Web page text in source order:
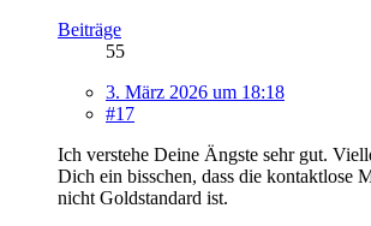
Beiträge
55
3. März 2026 um 18:18
#17
Ich verstehe Deine Ängste sehr gut.
Dich ein bisschen, dass die kontaktlose
nicht Goldstandard ist.